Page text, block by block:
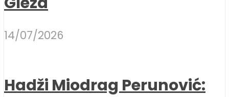
14/07/2026
Hadži Miodrag Perunović: